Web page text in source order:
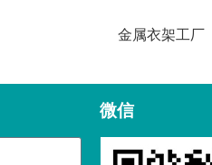
金属衣架工厂
微信